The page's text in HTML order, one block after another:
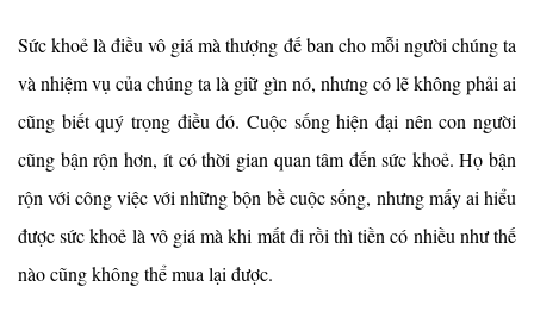
Sức khoẻ là điều vô giá mà thượng đế ban cho mỗi người chúng ta
và nhiệm vụ của chúng ta là giữ gìn nó, nhưng có lẽ không phải ai
cũng biết quý trọng điều đó. Cuộc sống hiện đại nên con người
cũng bận rộn hơn, ít có thời gian quan tâm đến sức khoẻ. Họ bận
rộn với công việc với những bộn bề cuộc sống, nhưng mấy ai hiểu
được sức khoẻ là vô giá mà khi mất đi rồi thì tiền có nhiều như thế
nào cũng không thể mua lại được.